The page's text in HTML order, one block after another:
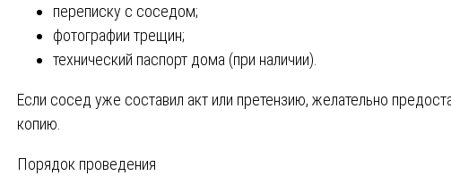
переписку с соседом;
фотографии трещин;
технический паспорт дома (при наличии).
Если сосед уже составил акт или претензию, желательно
копию.
Порядок проведения